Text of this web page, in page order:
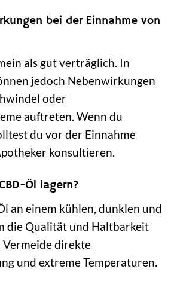
bei der Einnahme von
als gut verträglich. In
jedoch Nebenwirkungen
oder
auftreten. Wenn du
du vor der Einnahme
konsultieren.
Öl lagern?
an einem kühlen, dunklen und
die Qualität und Haltbarkeit
Vermeide direkte
und extreme Temperaturen.